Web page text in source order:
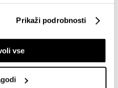
z aktivnim preverjanjem
odtisov)
vaši osebni podatki in
vrazdelku o podrobnostih
Prikaži podrobnosti
vse